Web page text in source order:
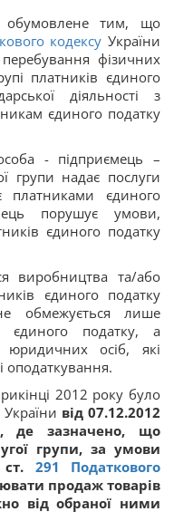
обумовлене тим, що
кодексу України
фізичних
платників єдиного
діяльності з
єдиного податку
- підприємець –
групи надає послуги
єдиного
порушує умови,
єдиного податку
виробництва та/або
єдиного податку
обмежується лише
єдиного податку, а
юридичних осіб, які
оподаткування.
2012 року було
від 07.12.2012
де зазначено, що
групи, за умови
291 Податкового
продаж товарів
від обраної ними